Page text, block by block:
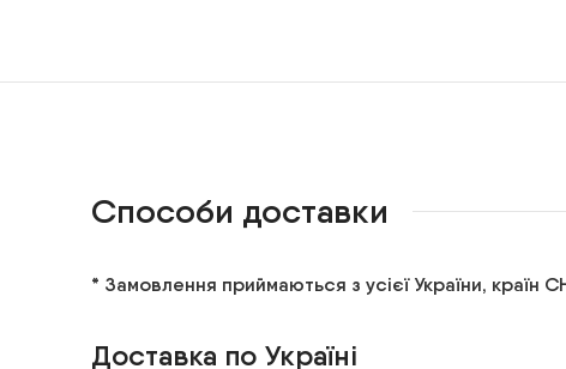
Способи доставки
* Замовлення приймаються з усієї України, країн
Доставка по Україні